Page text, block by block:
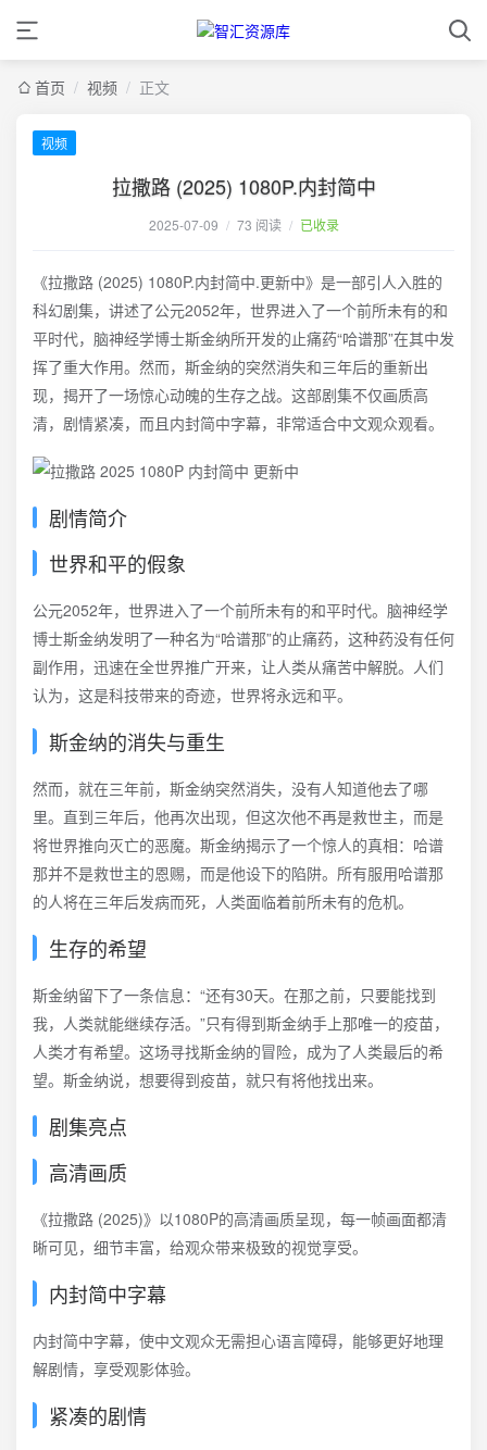
首页 / 视频 / 正文
视频
拉撒路 (2025) 1080P.内封简中
2025-07-09 / 73 阅读 / 已收录
《拉撒路 (2025) 1080P.内封简中.更新中》是一部引人入胜的
科幻剧集，讲述了公元2052年，世界进入了一个前所未有的和
平时代，脑神经学博士斯金纳所开发的止痛药“哈谱那”在其中发
挥了重大作用。然而，斯金纳的突然消失和三年后的重新出
现，揭开了一场惊心动魄的生存之战。这部剧集不仅画质高
清，剧情紧凑，而且内封简中字幕，非常适合中文观众观看。
剧情简介
世界和平的假象
公元2052年，世界进入了一个前所未有的和平时代。脑神经学
博士斯金纳发明了一种名为“哈谱那”的止痛药，这种药没有任何
副作用，迅速在全世界推广开来，让人类从痛苦中解脱。人们
认为，这是科技带来的奇迹，世界将永远和平。
斯金纳的消失与重生
然而，就在三年前，斯金纳突然消失，没有人知道他去了哪
里。直到三年后，他再次出现，但这次他不再是救世主，而是
将世界推向灭亡的恶魔。斯金纳揭示了一个惊人的真相：哈谱
那并不是救世主的恩赐，而是他设下的陷阱。所有服用哈谱那
的人将在三年后发病而死，人类面临着前所未有的危机。
生存的希望
斯金纳留下了一条信息：“还有30天。在那之前，只要能找到
我，人类就能继续存活。”只有得到斯金纳手上那唯一的疫苗，
人类才有希望。这场寻找斯金纳的冒险，成为了人类最后的希
望。斯金纳说，想要得到疫苗，就只有将他找出来。
剧集亮点
高清画质
《拉撒路 (2025)》以1080P的高清画质呈现，每一帧画面都清
晰可见，细节丰富，给观众带来极致的视觉享受。
内封简中字幕
内封简中字幕，使中文观众无需担心语言障碍，能够更好地理
解剧情，享受观影体验。
紧凑的剧情